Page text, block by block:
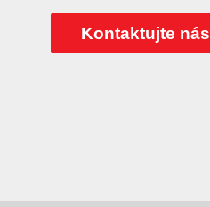
Kontaktujte nás